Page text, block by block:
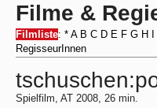
Filme &
Filmliste: * A B C D E F G H
RegisseurInnen
Spielfilm, AT 2008, 26 min.